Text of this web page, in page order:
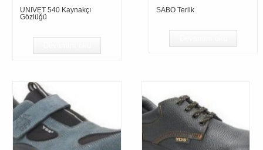
UNIVET 540 Kaynakçı
Gözlüğü
SABO Terlik